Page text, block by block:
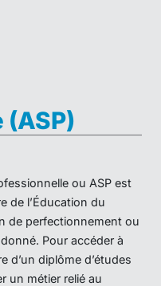
ou ASP est
de l’Éducation du
de perfectionnement ou
Pour accéder à
d’un diplôme d’études
un métier relié au